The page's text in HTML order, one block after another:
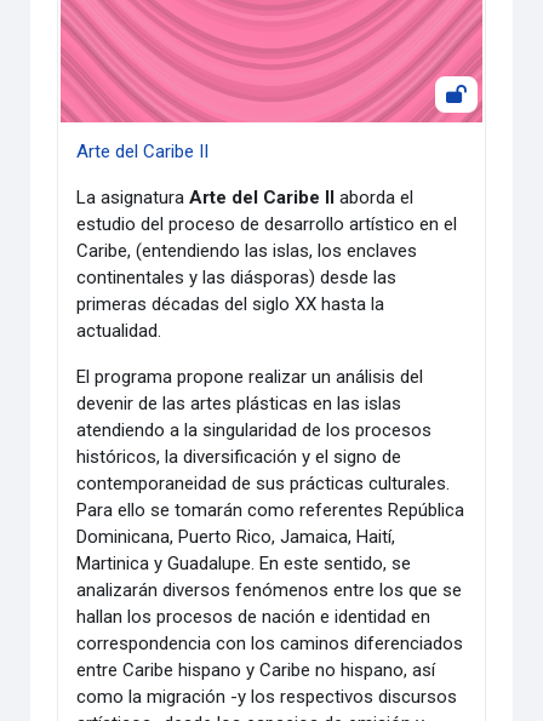
Arte del Caribe II
La asignaturaArte del Caribe II aborda el
estudio del proceso de desarrollo artístico en el
Caribe, (entendiendo las islas, los enclaves
continentales y las diásporas) desde las
primeras décadas del siglo XX hasta la
actualidad.
El programa propone realizar un análisis del
devenir de las artes plásticas en las islas
atendiendo a la singularidad de los procesos
históricos, la diversificación y el signo de
contemporaneidad de sus prácticas culturales.
Para ello se tomarán como referentes República
Dominicana, Puerto Rico, Jamaica, Haití,
Martinica y Guadalupe. En este sentido, se
analizarán diversos fenómenos entre los que se
hallan los procesos de nación e identidad en
correspondencia con los caminos diferenciados
entre Caribe hispano y Caribe no hispano, así
como la migración -y los respectivos discursos